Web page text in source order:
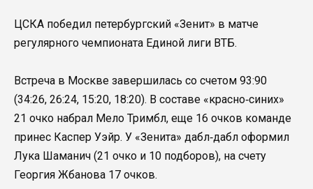
ЦСКА победил петербургский «Зенит» в матче
регулярного чемпионата Единой лиги ВТБ.
Встреча в Москве завершилась со счетом 93:90
(34:26, 26:24, 15:20, 18:20). В составе «красно‑синих»
21 очко набрал Мело Тримбл, еще 16 очков команде
принес Каспер Уэйр. У «Зенита» дабл‑дабл оформил
Лука Шаманич (21 очко и 10 подборов), на счету
Георгия Жбанова 17 очков.